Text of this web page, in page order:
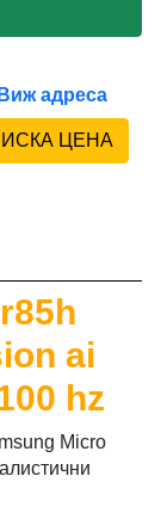
адреса
НИСКА ЦЕНА
ai
hz
Micro